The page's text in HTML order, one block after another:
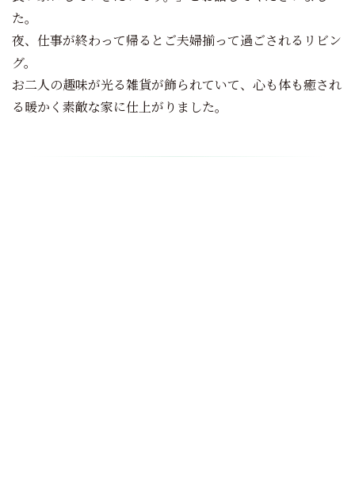
た。
夜、仕事が終わって帰るとご夫婦揃って過ごされるリビン
グ。
お二人の趣味が光る雑貨が飾られていて、心も体も癒され
る暖かく素敵な家に仕上がりました。